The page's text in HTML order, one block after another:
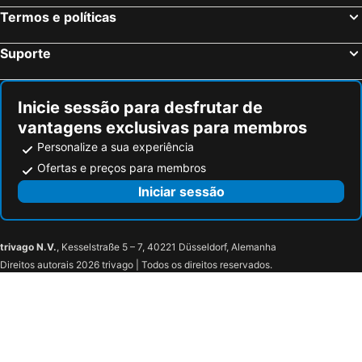
Colmar, Alsácia Hotéis
Termos e políticas
Suporte
Inicie sessão para desfrutar de
vantagens exclusivas para membros
Personalize a sua experiência
Ofertas e preços para membros
Iniciar sessão
trivago N.V., Kesselstraße 5 – 7, 40221 Düsseldorf, Alemanha
Direitos autorais 2026 trivago | Todos os direitos reservados.